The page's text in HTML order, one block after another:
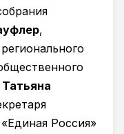
,
Татьяна
Россия»